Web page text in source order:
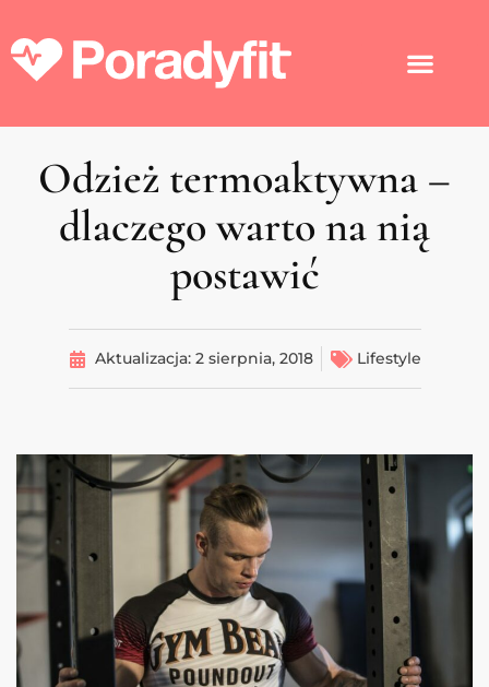
Odzież termoaktywna –
dlaczego warto na nią
postawić
Aktualizacja: 2 sierpnia, 2018 Lifestyle